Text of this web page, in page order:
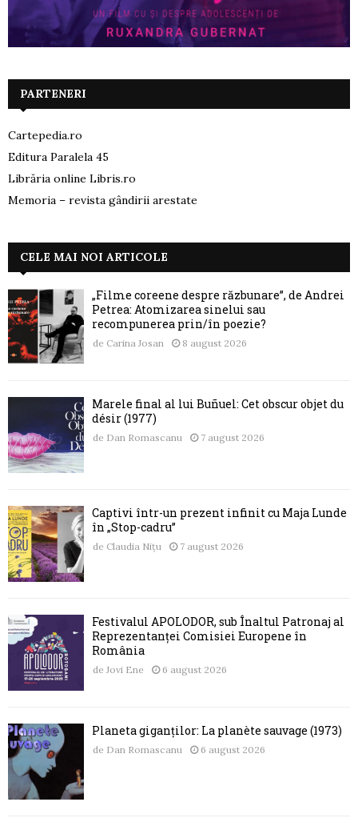
PARTENERI
Cartepedia.ro
Editura Paralela 45
Librăria online Libris.ro
Memoria – revista gândirii arestate
CELE MAI NOI ARTICOLE
„Filme coreene despre răzbunare”, de Andrei
Petrea: Atomizarea sinelui sau
recompunerea prin/în poezie?
de Carina Josan 8 august 2026
Marele final al lui Buñuel: Cet obscur objet du
désir (1977)
de Dan Romascanu 7 august 2026
Captivi într-un prezent infinit cu Maja Lunde
în „Stop-cadru”
de Claudia Nițu 7 august 2026
Festivalul APOLODOR, sub Înaltul Patronaj al
Reprezentanței Comisiei Europene în
România
de Jovi Ene 6 august 2026
Planeta giganților: La planète sauvage (1973)
de Dan Romascanu 6 august 2026